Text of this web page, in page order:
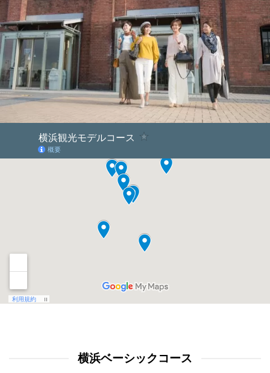
横浜ベーシックコース